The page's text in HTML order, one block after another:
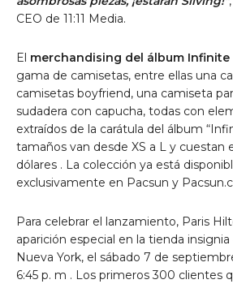
CEO de 11:11 Media.
El merchandising del álbum Infinite
gama de camisetas, entre ellas una
camisetas boyfriend, una camiseta
sudadera con capucha, todas con
extraídos de la carátula del álbum
tamaños van desde XS a L y cuestan
dólares . La colección ya está
exclusivamente en Pacsun y
Para celebrar el lanzamiento, Paris
aparición especial en la tienda
Nueva York, el sábado 7 de
6:45 p. m . Los primeros 300 clientes